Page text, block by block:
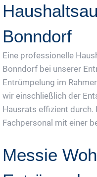
Bonndorf
Eine professionelle
Bonndorf bei unserer
Entrümpelung im
wir einschließlich der
Hausrats effizient
Fachpersonal mit einer
Messie